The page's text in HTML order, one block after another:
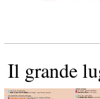
Il grande